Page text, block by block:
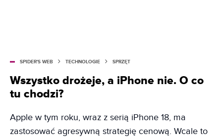
SPIDER'S WEB TECHNOLOGIE SPRZĘT
Wszystko drożeje, a iPhone nie. O co
tu chodzi?
Apple w tym roku, wraz z serią iPhone 18, ma
zastosować agresywną strategię cenową. Wcale to